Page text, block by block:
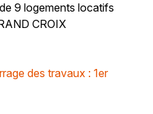
9 logements locatifs
CROIX
des travaux : 1er